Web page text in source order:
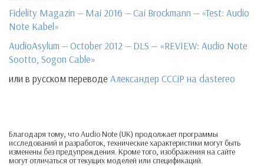
Fidelity Magazin — Mai 2016 — Cai Brockmann — «Test: Audio
Note Kabel»
AudioAsylum — October 2012 — DLS — «REVIEW: Audio Note
Sootto, Sogon Cable»
или в русском переводе Александер CCCiP на dastereo
Благодаря тому, что Audio Note (UK) продолжает программы
исследований и разработок, технические характеристики могут быть
изменены без предупреждения. Кроме того, изображения на сайте
могут отличаться от текущих моделей или спецификаций.